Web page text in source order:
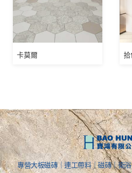
卡莫爾 拾
專營大板磁磚｜連工帶料｜磁磚｜衛